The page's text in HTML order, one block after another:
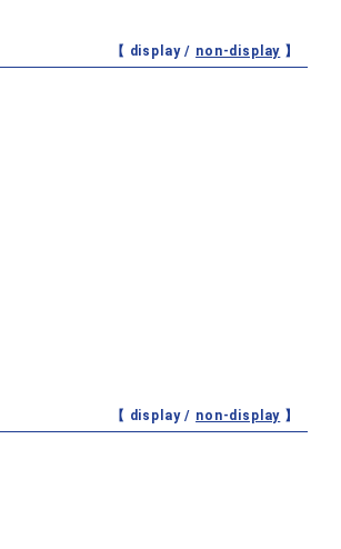
【 display / non-display 】
【 display / non-display 】